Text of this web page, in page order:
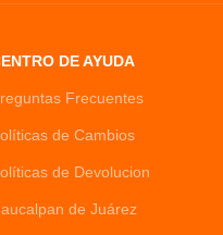
DE AYUDA
Frecuentes
de Cambios
de Devolucion
de Juárez